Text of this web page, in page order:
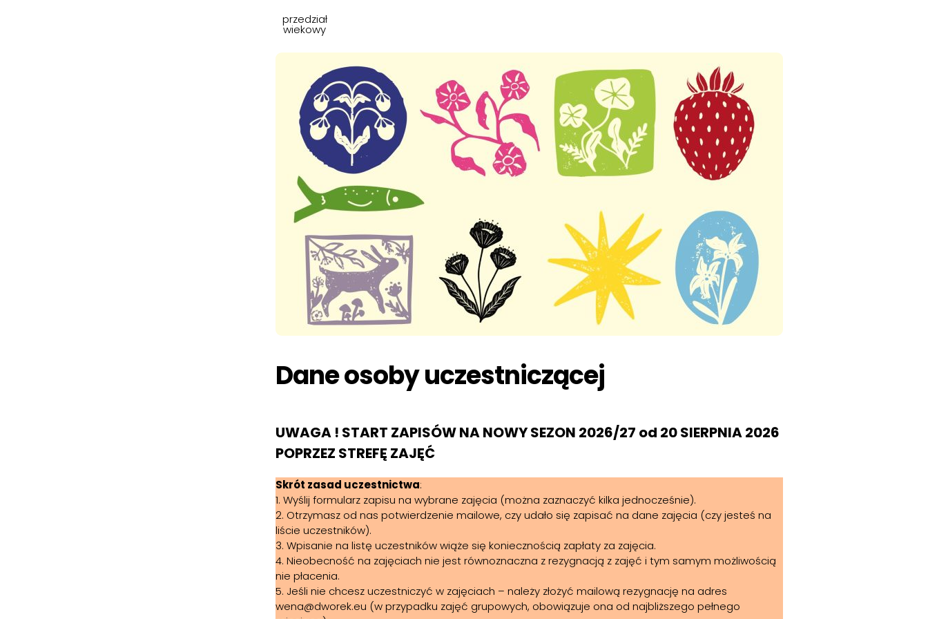
przedział
wiekowy
Dane osoby uczestniczącej
UWAGA ! START ZAPISÓW NA NOWY SEZON 2026/27 od 20 SIERPNIA 2026
POPRZEZ STREFĘ ZAJĘĆ
Skrót zasad uczestnictwa:
1. Wyślij formularz zapisu na wybrane zajęcia (można zaznaczyć kilka jednocześnie).
2. Otrzymasz od nas potwierdzenie mailowe, czy udało się zapisać na dane zajęcia (czy jesteś na
liście uczestników).
3. Wpisanie na listę uczestników wiąże się koniecznością zapłaty za zajęcia.
4. Nieobecność na zajęciach nie jest równoznaczna z rezygnacją z zajęć i tym samym możliwością
nie płacenia.
5. Jeśli nie chcesz uczestniczyć w zajęciach – należy złożyć mailową rezygnację na adres
wena@dworek.eu (w przypadku zajęć grupowych, obowiązuje ona od najbliższego pełnego